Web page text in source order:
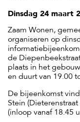
Dinsdag 24 maart
Zaam Wonen,
organiseren op
de
plaats in het
en duurt van 19.00
De bijeenkomst
Stein
(inloop vanaf 18.45